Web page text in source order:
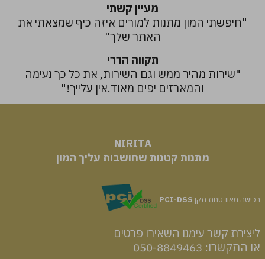
מעיין קשתי
"חיפשתי המון מתנות למורים איזה כיף שמצאתי את
האתר שלך"
תקווה הררי
"שירות מהיר ממש וגם השירות, את כל כך נעימה
והמארזים יפים מאוד.אין עלייך!"
NIRITA
​​​​​​​מתנות קטנות שחושבות עליך המון
רכישה מאובטחת תקן PCI-DSS
ליצירת קשר עימנו השאירו פרטים
או התקשרו: 050-8849463